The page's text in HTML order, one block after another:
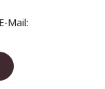
Mail: